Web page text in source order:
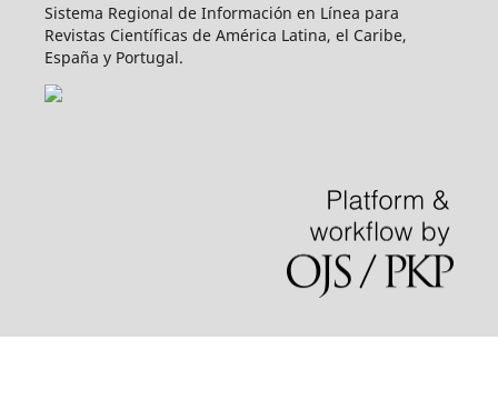
Sistema Regional de Información en Línea para
Revistas Científicas de América Latina, el Caribe,
España y Portugal.